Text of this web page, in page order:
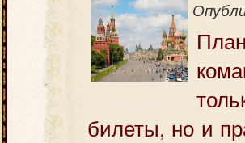
билеты, но и